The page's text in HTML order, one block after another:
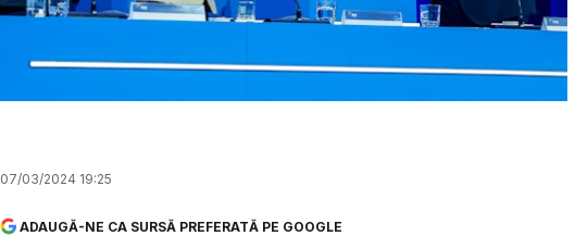
07/03/2024 19:25
ADAUGĂ-NE CA SURSĂ PREFERATĂ PE GOOGLE